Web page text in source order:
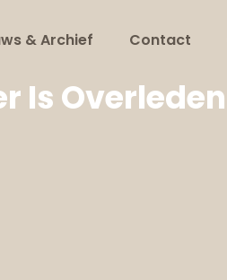
& Archief Contact
Is Overleden